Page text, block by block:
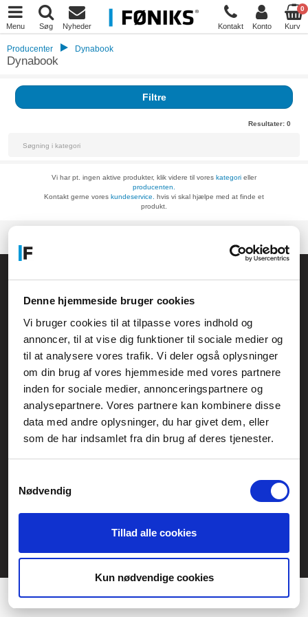
Denne hjemmeside bruger cookies
Vi bruger cookies til at tilpasse vores indhold og
annoncer, til at vise dig funktioner til sociale medier og
til at analysere vores trafik. Vi deler også oplysninger
om din brug af vores hjemmeside med vores partnere
inden for sociale medier, annonceringspartnere og
analysepartnere. Vores partnere kan kombinere disse
data med andre oplysninger, du har givet dem, eller
som de har indsamlet fra din brug af deres tjenester.
Nødvendig
Tillad alle cookies
Kun nødvendige cookies
Menu Søg Nyheder Kontakt Konto
0
Kurv
Producenter Dynabook
Dynabook
Filtre
Resultater: 0
Vi har pt. ingen aktive produkter, klik videre til vores kategori eller
producenten.
Kontakt gerne vores kundeservice.
hvis vi skal hjælpe med at finde et
produkt.
Anelystparken 33B, 8381 Tilst
Generelle henvendelser:
kontakt@fcomputer.dk
Service- og reklamationsafdelingen:
Sitemap
3 ugers returret Datasikkerhed/Cookies